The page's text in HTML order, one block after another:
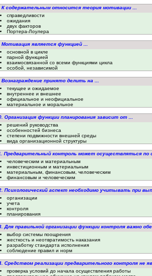
К содержательным относится теория мотивации ...
справедливости
ожидания
двух факторов
Портера-Лоулера
Мотивация является функцией ...
основной в цикле
парной функцией
взаимосвязанной со всеми функциями цикла
особой, независимой
Вознаграждение принято делить на ...
текущее и ожидаемое
внутреннее и внешнее
официальное и неофициальное
материальное и моральное
Организация функции планирования зависит от ...
решений руководства
особенностей бизнеса
степени подвижности внешней среды
вида организационной структуры
Предварительный контроль может осуществляться по
человеческим и материальным
инвестиционным и материальным
материальным, финансовым, человеческим
финансовым и человеческим
Психологический аспект необходимо учитывать при
организации
учета
контроля
планирования
Для правильной организации функции контроля важно
выбор системы поощрения
жесткость и неотвратимость наказания
разработку стандарта исполнения
соблюдение правил и норм
Средством реализации предварительного контроля не
проверка условий до начала осуществления работы